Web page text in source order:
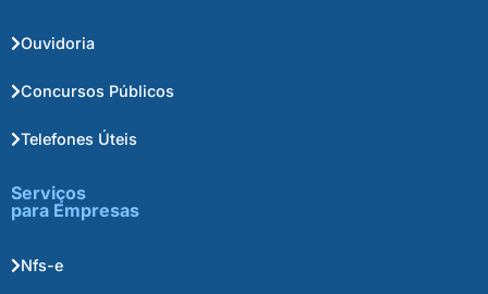
Ouvidoria
Concursos Públicos
Telefones Úteis
Serviços
para Empresas
Nfs-e